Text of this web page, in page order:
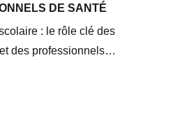
DE SANTÉ
: le rôle clé des
des professionnels…